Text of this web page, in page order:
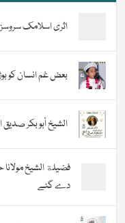
اثری اسلامک سروسز
بعض غم انسان کو
الشيخ أبو بكر
فضیلة الشيخ مولانا
دے گئے